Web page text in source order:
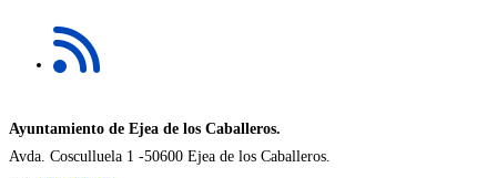
en
nueva
pestaña
Ayuntamiento de Ejea de los Caballeros.
Avda. Cosculluela 1 -50600 Ejea de los Caballeros.